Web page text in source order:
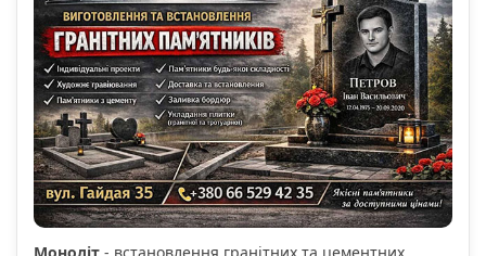
Моноліт - встановлення гранітних та цементних